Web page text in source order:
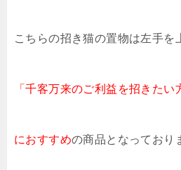
こちらの招き猫の置物は左手を
「千客万来のご利益を招きたい
におすすめの商品となっており